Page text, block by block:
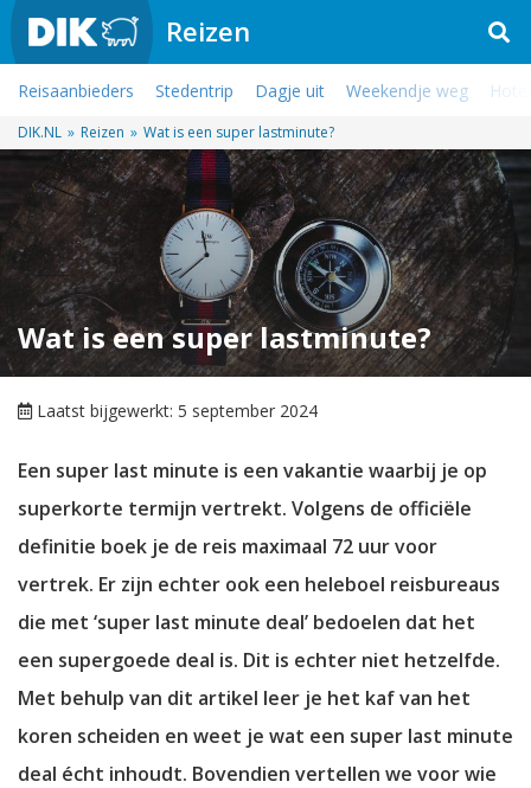
Reizen
Reisaanbieders Stedentrip Dagje uit Weekendje weg
DIK.NL » Reizen » Wat is een super lastminute?
Wat is een super lastminute?
Laatst bijgewerkt: 5 september 2024
Een super last minute is een vakantie waarbij je op
superkorte termijn vertrekt. Volgens de officiële
definitie boek je de reis maximaal 72 uur voor
vertrek. Er zijn echter ook een heleboel reisbureaus
die met ‘super last minute deal’ bedoelen dat het
een supergoede deal is. Dit is echter niet hetzelfde.
Met behulp van dit artikel leer je het kaf van het
koren scheiden en weet je wat een super last minute
deal écht inhoudt. Bovendien vertellen we voor wie